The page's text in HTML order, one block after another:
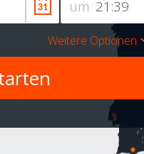
um
Weitere Optionen